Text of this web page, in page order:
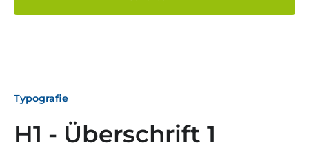
Typografie
H1 - Überschrift 1